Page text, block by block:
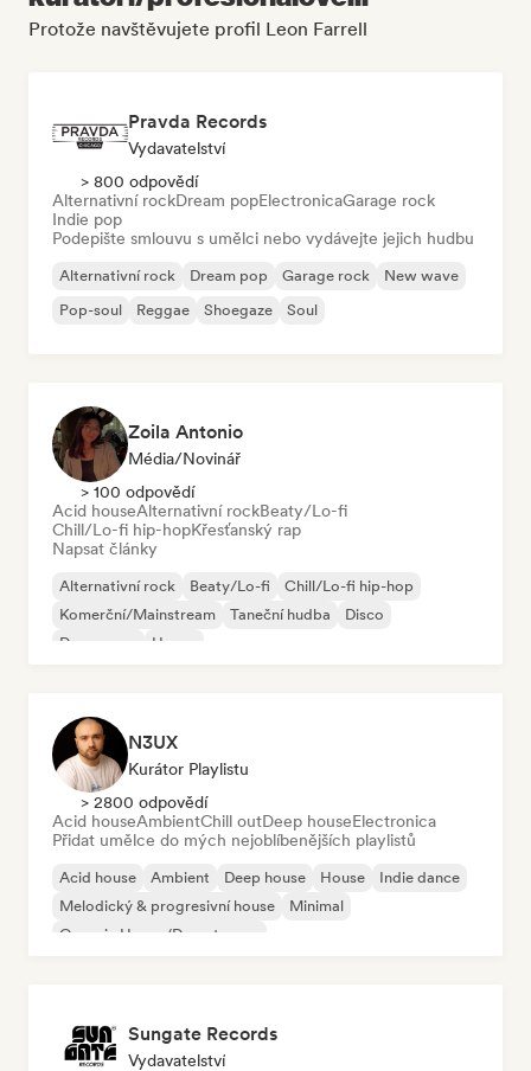
Protože navštěvujete profil Leon Farrell
Pravda Records
Vydavatelství
> 800 odpovědí
Alternativní rockDream popElectronicaGarage rock
Indie pop
Podepište smlouvu s umělci nebo vydávejte jejich hudbu
Alternativní rock Dream pop Garage rock
New wave
Pop-soul
Reggae Shoegaze Soul
Zoila Antonio
Média/novinář
> 100 odpovědí
Acid houseAlternativní rockBeaty/Lo-fi
Chill/Lo-fi hip-hopKřesťanský rap
Napsat články
Alternativní rock Beaty/Lo-fi
Chill/Lo-fi hip-hop
Komerční/Mainstream
Taneční hudba
Disco
Dream pop
House
N3UX
Kurátor Playlistu
> 2800 odpovědí
Acid houseAmbientChill outDeep houseElectronica
Přidat umělce do mých nejoblíbenějších playlistů
Acid house Ambient Deep house House
Indie dance
Melodický & progresivní house
Minimal
Organic House/Downtempo
Sungate Records
Vydavatelství